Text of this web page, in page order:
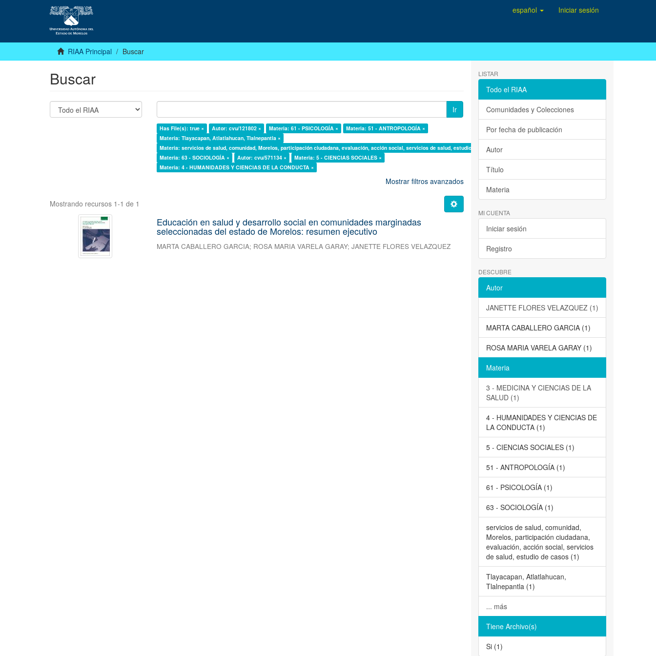
español Iniciar sesión
RIAA Principal Buscar
Buscar
Ir
Has File(s): true × Autor: cvu/121802 × Materia: 61 - PSICOLOGÍA ×
Materia: 51 - ANTROPOLOGÍA ×
Materia: Tlayacapan, Atlatlahucan, Tlalnepantla ×
Materia: servicios de salud, comunidad, Morelos, participación ciudadana, evaluación, acción social, servicios de salud, estudio de casos ×
Materia: 63 - SOCIOLOGÍA ×
Autor: cvu/571134 ×
Materia: 5 - CIENCIAS SOCIALES ×
Materia: 4 - HUMANIDADES Y CIENCIAS DE LA CONDUCTA ×
Mostrar filtros avanzados
Mostrando recursos 1-1 de 1
Educación en salud y desarrollo social en comunidades marginadas
seleccionadas del estado de Morelos: resumen ejecutivo
MARTA CABALLERO GARCIA; ROSA MARIA VARELA GARAY;JANETTE FLORES VELAZQUEZ
LISTAR
Todo el RIAA
Comunidades y Colecciones
Por fecha de publicación
Autor
Título
Materia
MI CUENTA
Iniciar sesión
Registro
DESCUBRE
Autor
JANETTE FLORES VELAZQUEZ (1)
MARTA CABALLERO GARCIA (1)
ROSA MARIA VARELA GARAY (1)
Materia
3 - MEDICINA Y CIENCIAS DE LA
SALUD (1)
4 - HUMANIDADES Y CIENCIAS DE
LA CONDUCTA (1)
5 - CIENCIAS SOCIALES (1)
51 - ANTROPOLOGÍA (1)
61 - PSICOLOGÍA (1)
63 - SOCIOLOGÍA (1)
servicios de salud, comunidad,
Morelos, participación ciudadana,
evaluación, acción social, servicios
de salud, estudio de casos (1)
Tlayacapan, Atlatlahucan,
Tlalnepantla (1)
... más
Tiene Archivo(s)
Si (1)